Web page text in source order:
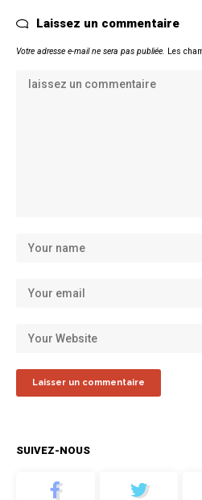
Laissez un commentaire
Votre adresse e-mail ne sera pas publiée. Les
SUIVEZ-NOUS